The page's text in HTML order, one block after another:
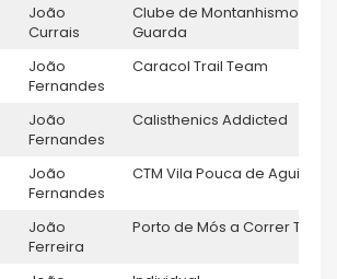
João
Currais
Clube de Montanhismo da
Guarda
João
Fernandes
Caracol Trail Team
João
Fernandes
Calisthenics Addicted
João
Fernandes
CTM Vila Pouca de Aguiar
João
Ferreira
Porto de Mós a Correr Team